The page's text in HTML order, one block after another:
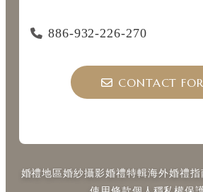
886-932-226-270
CONTACT
婚禮地區婚紗攝影婚禮特輯海外婚禮指